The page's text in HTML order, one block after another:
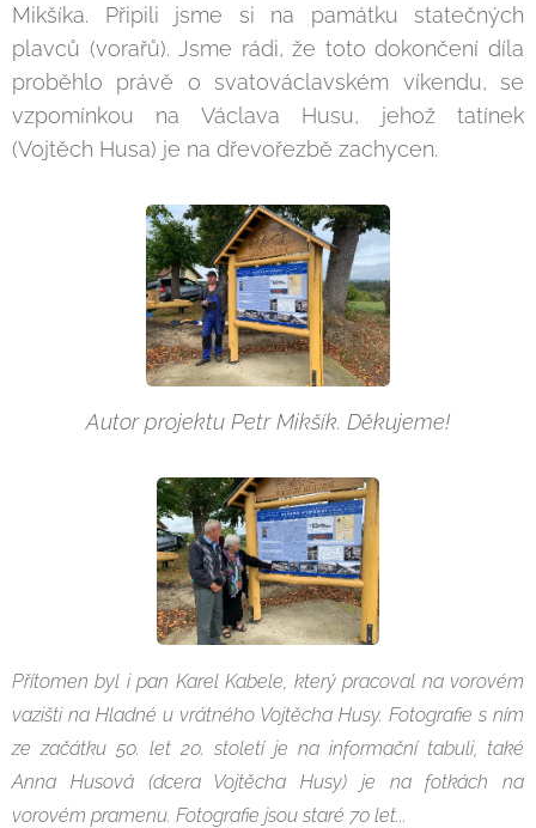
Mikšíka. Připili jsme si na památku statečných
plavců (vorařů). Jsme rádi, že toto dokončení díla
proběhlo právě o svatováclavském víkendu, se
vzpomínkou na Václava Husu, jehož tatínek
(Vojtěch Husa) je na dřevořezbě zachycen.
Autor projektu Petr Mikšík. Děkujeme!
Přítomen byl i pan Karel Kabele, který pracoval na vorovém
vazišti na Hladné u vrátného Vojtěcha Husy. Fotografie s ním
ze začátku 50. let 20. století je na informační tabuli, také
Anna Husová (dcera Vojtěcha Husy) je na fotkách na
vorovém pramenu. Fotografie jsou staré 70 let...